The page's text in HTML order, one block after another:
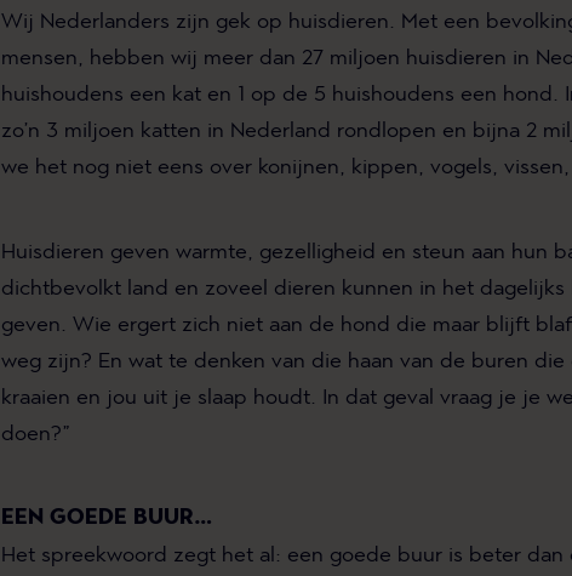
Wij Nederlanders zijn gek op huisdieren. Met een
mensen, hebben wij meer dan 27 miljoen huisdieren in
huishoudens een kat en 1 op de 5 huishoudens een
zo’n 3 miljoen katten in Nederland rondlopen en bijna 2
we het nog niet eens over konijnen, kippen, vogels,
Huisdieren geven warmte, gezelligheid en steun aan hun
dichtbevolkt land en zoveel dieren kunnen in het dagelijks
geven. Wie ergert zich niet aan de hond die maar blijft
weg zijn? En wat te denken van die haan van de buren
kraaien en jou uit je slaap houdt. In dat geval vraag je je
doen?”
EEN GOEDE BUUR…
Het spreekwoord zegt het al: een goede buur is beter dan